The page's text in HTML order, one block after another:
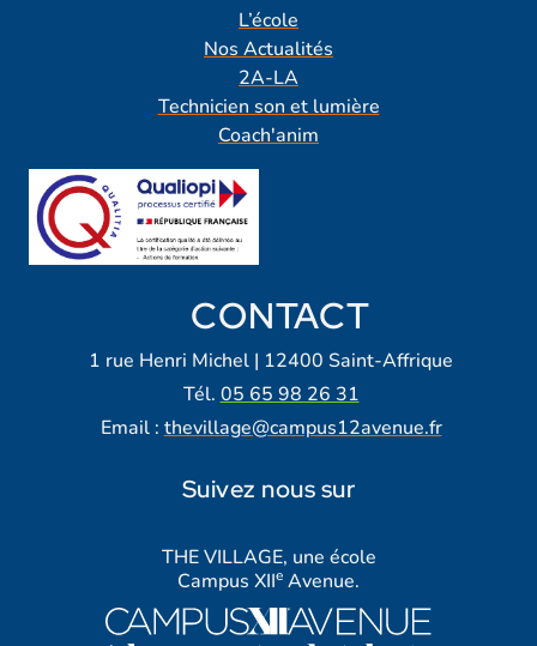
L’école
Nos Actualités
2A-LA
Technicien son et lumière
Coach'anim
CONTACT
1 rue Henri Michel | 12400 Saint-Affrique
Tél. 05 65 98 26 31
Email : thevillage@campus12avenue.fr
Suivez nous sur
THE VILLAGE, une école
Campus XIIe Avenue.